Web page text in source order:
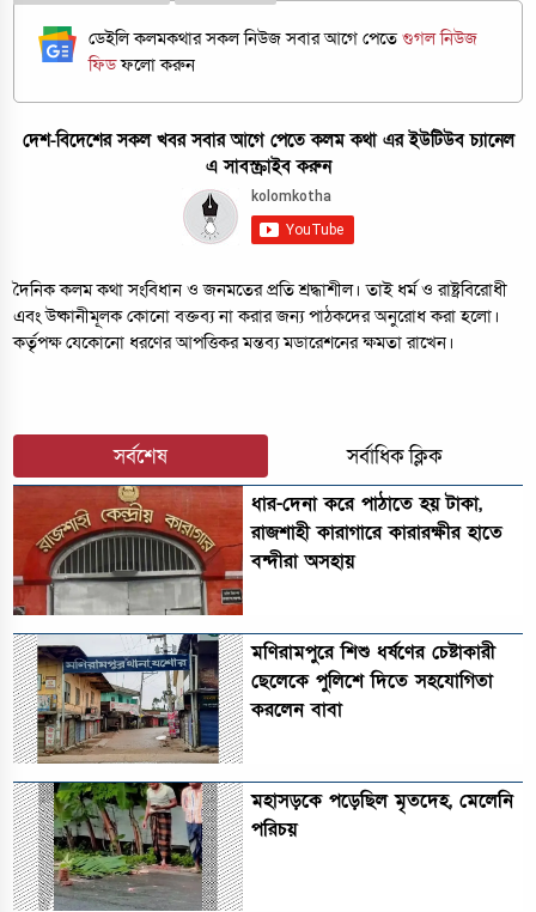
ডেইলি কলমকথার সকল নিউজ সবার আগে পেতেগুগল নিউজ
ফিডফলো করুন
দেশ-বিদেশের সকল খবর সবার আগে পেতে কলম কথা এর ইউটিউব চ্যানেল
এ সাবস্ক্রাইব করুন
দৈনিক কলম কথা সংবিধান ও জনমতের প্রতি শ্রদ্ধাশীল। তাই ধর্ম ও রাষ্ট্রবিরোধী
এবং উষ্কানীমূলক কোনো বক্তব্য না করার জন্য পাঠকদের অনুরোধ করা হলো।
কর্তৃপক্ষ যেকোনো ধরণের আপত্তিকর মন্তব্য মডারেশনের ক্ষমতা রাখেন।
সর্বশেষ সর্বাধিক ক্লিক
ধার-দেনা করে পাঠাতে হয় টাকা,
রাজশাহী কারাগারে কারারক্ষীর হাতে
বন্দীরা অসহায়
মণিরামপুরে শিশু ধর্ষণের চেষ্টাকারী
ছেলেকে পুলিশে দিতে সহযোগিতা
করলেন বাবা
মহাসড়কে পড়েছিল মৃতদেহ, মেলেনি
পরিচয়